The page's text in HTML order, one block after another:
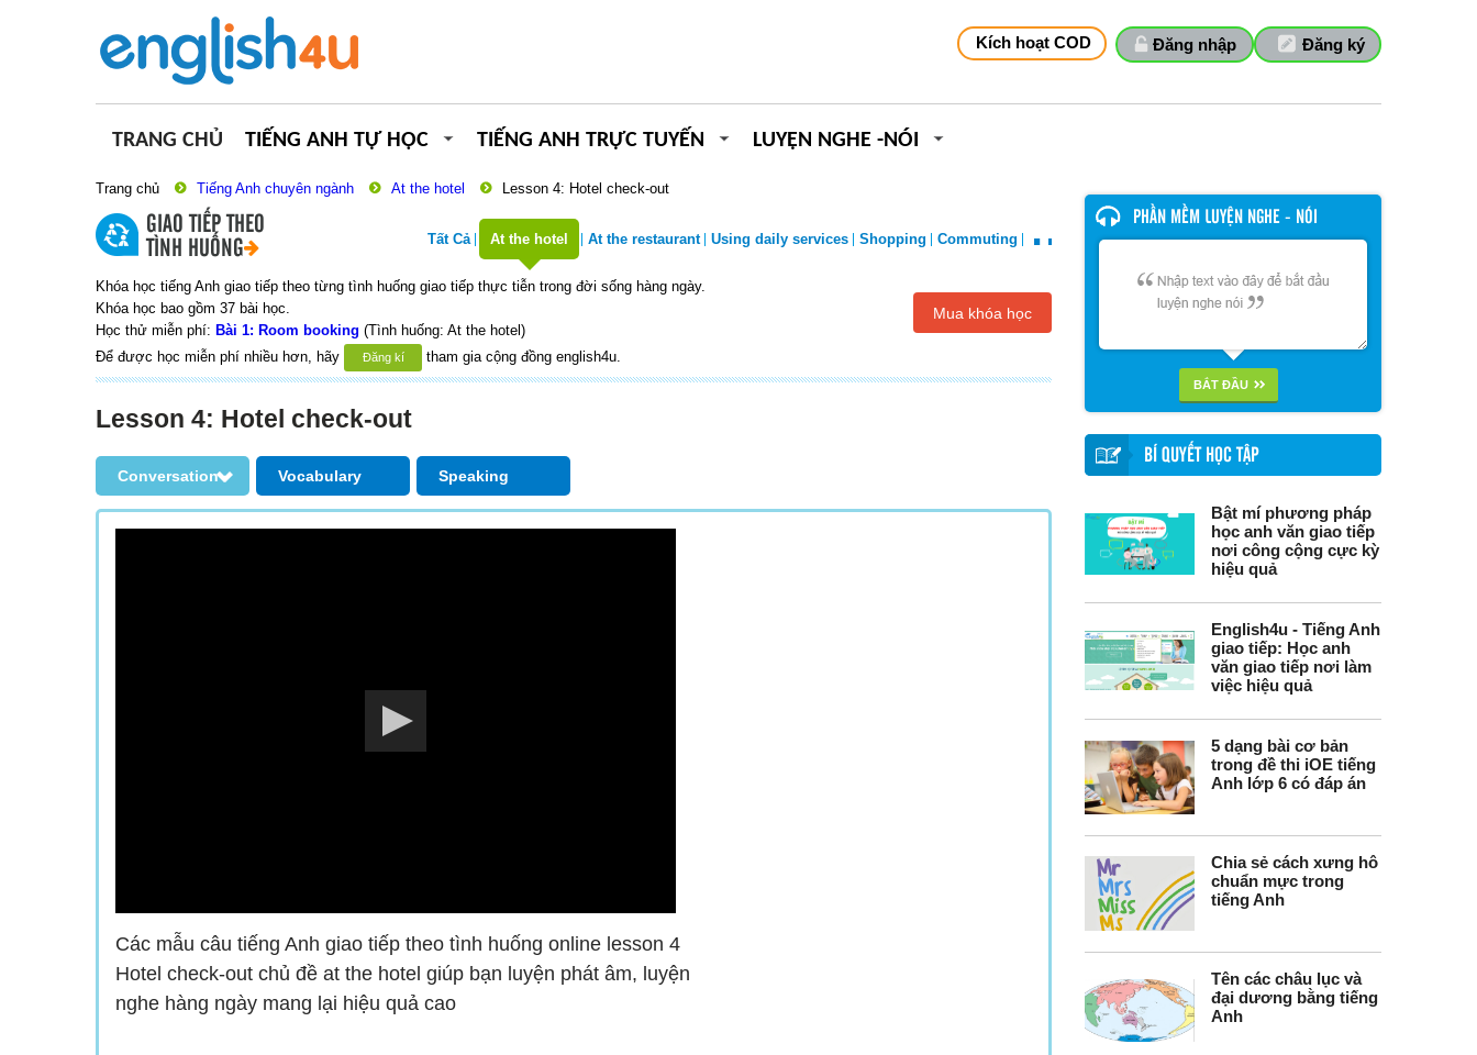
Đăng ký
Đăng nhập
Kích hoạt COD
TRANG CHỦ TIẾNG ANH TỰ HỌC TIẾNG ANH TRỰC TUYẾN LUYỆN NGHE -NÓI
Trang chủ Tiếng Anh chuyên ngành At the hotel Lesson 4: Hotel check-out
GIAO TIẾP THEO
TÌNH HUỐNG
Tất Cả At the hotel At the restaurant Using daily services Shopping Commuting ..
Mua khóa học
Khóa học tiếng Anh giao tiếp theo từng tình huống giao tiếp thực tiễn trong đời sống hàng ngày.
Khóa học bao gồm 37 bài học.
Học thử miễn phí: Bài 1: Room booking (Tình huống: At the hotel)
Để được học miễn phí nhiều hơn, hãy
Đăng kí tham gia cộng đồng english4u.
Lesson 4: Hotel check-out
Conversation Vocabulary Speaking
Các mẫu câu tiếng Anh giao tiếp theo tình huống online lesson 4
Hotel check-out chủ đề at the hotel giúp bạn luyện phát âm, luyện
nghe hàng ngày mang lại hiệu quả cao
PHẦN MỀM LUYỆN NGHE - NÓI
BẮT ĐẦU
BÍ QUYẾT HỌC TẬP
Bật mí phương pháp
học anh văn giao tiếp
nơi công cộng cực kỳ
hiệu quả
English4u - Tiếng Anh
giao tiếp: Học anh
văn giao tiếp nơi làm
việc hiệu quả
5 dạng bài cơ bản
trong đề thi iOE tiếng
Anh lớp 6 có đáp án
Chia sẻ cách xưng hô
chuẩn mực trong
tiếng Anh
Tên các châu lục và
đại dương bằng tiếng
Anh